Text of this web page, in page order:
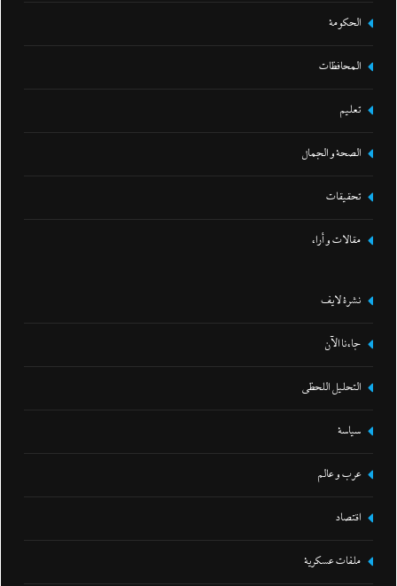
الحكومة
المحافظات
تعليم
الصحة و الجمال
تحقيقات
مقالات و أراء
نشرة لايف
جاءنا الآن
التحليل اللحظي
سياسة
عرب و عالم
اقتصاد
ملفات عسكرية